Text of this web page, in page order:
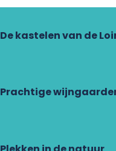
De kastelen van de
Prachtige